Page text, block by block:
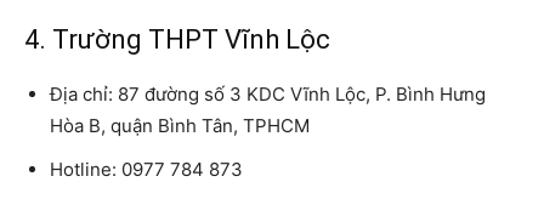
4. Trường THPT Vĩnh Lộc
Địa chỉ: 87 đường số 3 KDC Vĩnh Lộc, P. Bình Hưng
Hòa B, quận Bình Tân, TPHCM
Hotline: 0977 784 873